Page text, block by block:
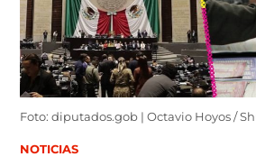
Foto: diputados.gob | Octavio Hoyos /
POSTED
NOTICIAS